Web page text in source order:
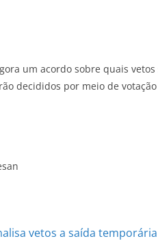
um acordo sobre quais
decididos por meio de
vetos a saída